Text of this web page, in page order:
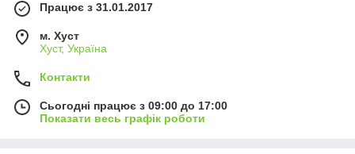
Працює з 31.01.2017
м. Хуст
Хуст, Україна
Контакти
Сьогодні працює з 09:00 до 17:00
Показати весь графік роботи